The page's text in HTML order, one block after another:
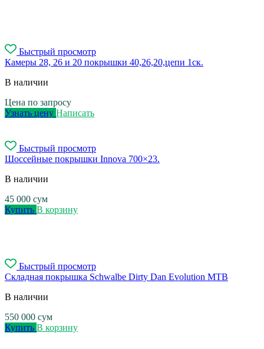
Быстрый просмотр
Камеры 28, 26 и 20 покрышки 40,26,20,цепи 1ск.
В наличии
Цена по запросу
Узнать цену Написать
Быстрый просмотр
Шоссейные покрышки Innova 700×23.
В наличии
45 000 сум
Купить В корзину
Быстрый просмотр
Складная покрышка Schwalbe Dirty Dan Evolution MTB
В наличии
550 000 сум
Купить В корзину